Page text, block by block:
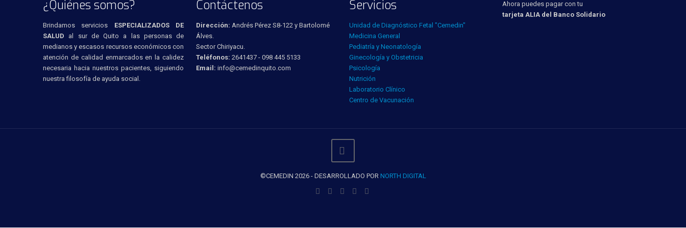
¿Quiénes somos?
Brindamos servicios ESPECIALIZADOS DE
SALUD al sur de Quito a las personas de
medianos y escasos recursos económicos con
atención de calidad enmarcados en la calidez
necesaria hacia nuestros pacientes, siguiendo
nuestra filosofía de ayuda social.
Contáctenos
Dirección: Andrés Pérez S8-122 y Bartolomé
Álves.
Sector Chiriyacu.
Teléfonos: 2641437 - 098 445 5133
Email: info@cemedinquito.com
Servicios
Unidad de Diagnóstico Fetal "Cemedin"
Medicina General
Pediatría y Neonatología
Ginecología y Obstetricia
Psicología
Nutrición
Laboratorio Clínico
Centro de Vacunación
Ahora puedes pagar con tu
tarjeta ALIA del Banco Solidario
©CEMEDIN 2026 - DESARROLLADO POR NORTH DIGITAL